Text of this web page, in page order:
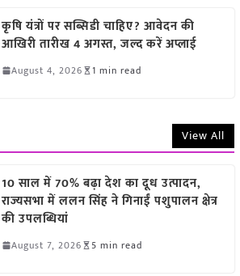
कृषि यंत्रों पर सब्सिडी चाहिए? आवेदन की
आखिरी तारीख 4 अगस्त, जल्द करें अप्लाई
August 4, 2026 1 min read
View All
10 साल में 70% बढ़ा देश का दूध उत्पादन,
राज्यसभा में ललन सिंह ने गिनाईं पशुपालन क्षेत्र
की उपलब्धियां
August 7, 2026 5 min read